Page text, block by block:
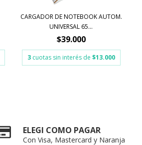
CARGADOR DE NOTEBOOK AUTOM.
UNIVERSAL 65...
$39.000
3 cuotas sin interés de $13.000
ELEGI COMO PAGAR
Con Visa, Mastercard y Naranja